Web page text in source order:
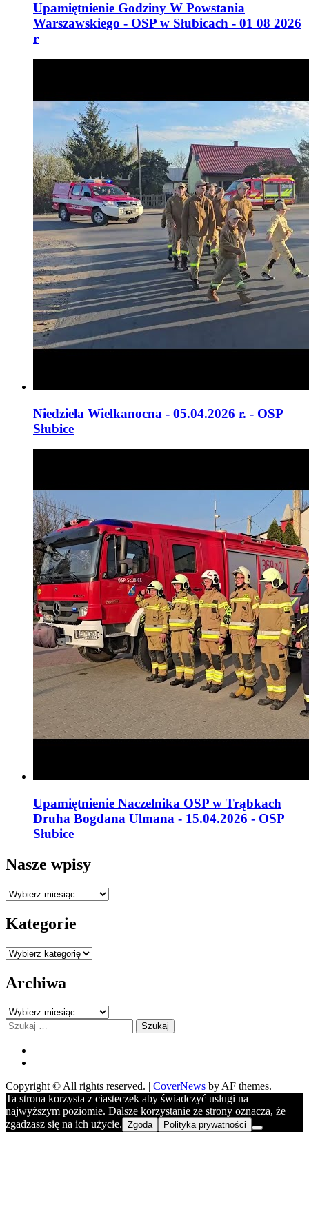
Upamiętnienie Godziny W Powstania
Warszawskiego - OSP w Słubicach - 01 08 2026
r
Niedziela Wielkanocna - 05.04.2026 r. - OSP
Słubice
Upamiętnienie Naczelnika OSP w Trąbkach
Druha Bogdana Ulmana - 15.04.2026 - OSP
Słubice
Nasze wpisy
Nasze
Kategorie
Kategorie
Archiwa
Archiwa
Szukaj:
Copyright © All rights reserved. CoverNews by AF themes.
Ta strona korzysta z ciasteczek aby świadczyć usługi na
najwyższym poziomie. Dalsze korzystanie ze strony oznacza, że
zgadzasz się na ich użycie. Zgoda Polityka prywatności